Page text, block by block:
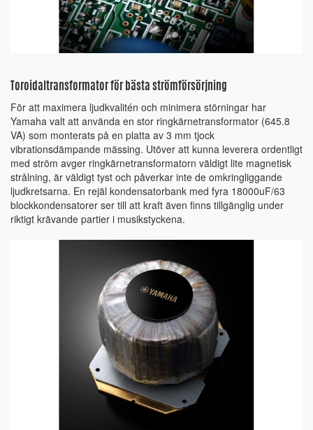
Toroidaltransformator för bästa strömförsörjning
För att maximera ljudkvalitén och minimera störningar har
Yamaha valt att använda en stor ringkärnetransformator (645.8
VA) som monterats på en platta av 3 mm tjock
vibrationsdämpande mässing. Utöver att kunna leverera ordentligt
med ström avger ringkärnetransformatorn väldigt lite magnetisk
strålning, är väldigt tyst och påverkar inte de omkringliggande
ljudkretsarna. En rejäl kondensatorbank med fyra 18000uF/63
blockkondensatorer ser till att kraft även finns tillgänglig under
riktigt krävande partier i musikstyckena.